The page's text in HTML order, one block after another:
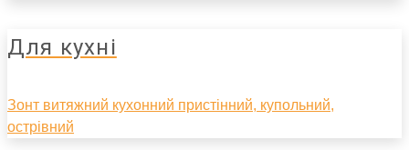
Для кухні
Зонт витяжний кухонний пристінний, купольний,
острівний